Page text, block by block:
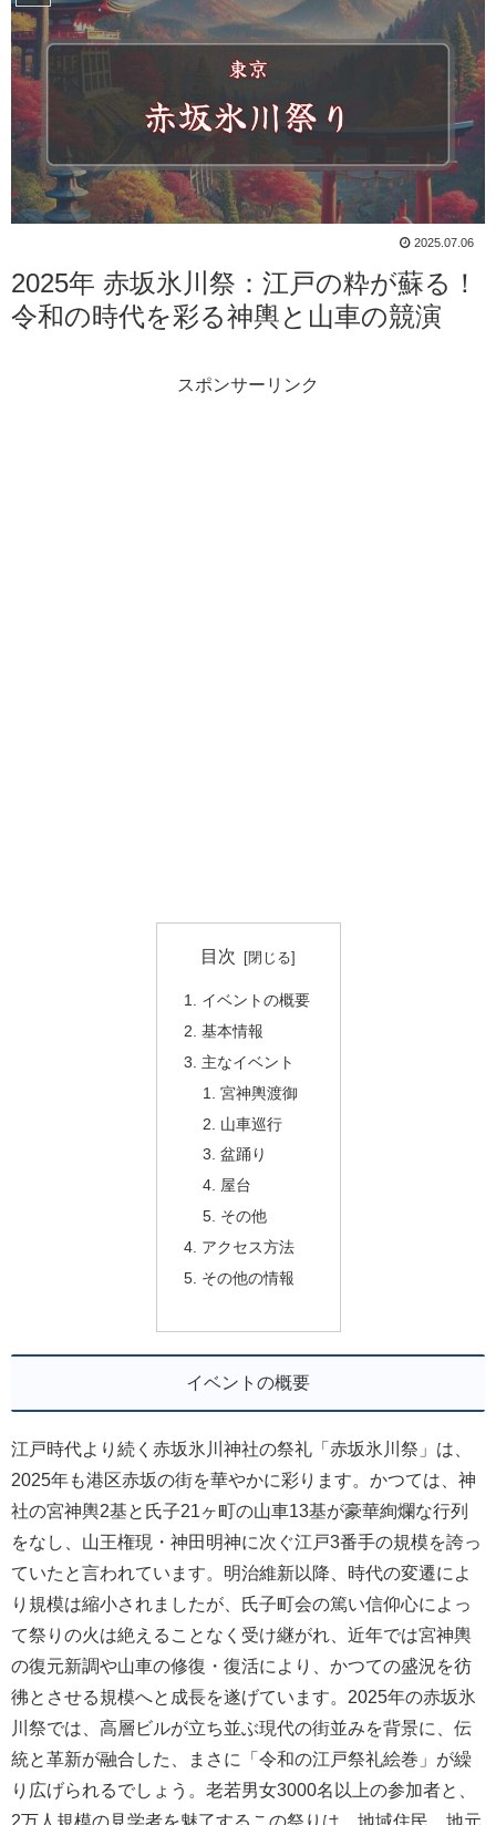
2025.07.06
2025年 赤坂氷川祭：江戸の粋が蘇る！
令和の時代を彩る神輿と山車の競演
スポンサーリンク
目次
イベントの概要
基本情報
主なイベント
宮神輿渡御
山車巡行
盆踊り
屋台
その他
アクセス方法
その他の情報
イベントの概要
江戸時代より続く赤坂氷川神社の祭礼「赤坂氷川祭」は、
2025年も港区赤坂の街を華やかに彩ります。かつては、神
社の宮神輿2基と氏子21ヶ町の山車13基が豪華絢爛な行列
をなし、山王権現・神田明神に次ぐ江戸3番手の規模を誇っ
ていたと言われています。明治維新以降、時代の変遷によ
り規模は縮小されましたが、氏子町会の篤い信仰心によっ
て祭りの火は絶えることなく受け継がれ、近年では宮神輿
の復元新調や山車の修復・復活により、かつての盛況を彷
彿とさせる規模へと成長を遂げています。2025年の赤坂氷
川祭では、高層ビルが立ち並ぶ現代の街並みを背景に、伝
統と革新が融合した、まさに「令和の江戸祭礼絵巻」が繰
り広げられるでしょう。老若男女3000名以上の参加者と、
2万人規模の見学者を魅了するこの祭りは、地域住民、地元